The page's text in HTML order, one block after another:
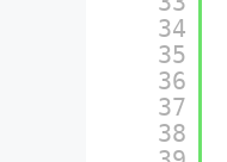
34
35
36
37
38